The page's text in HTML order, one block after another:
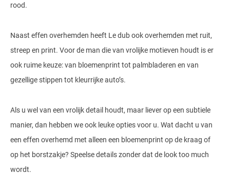
rood.
Naast effen overhemden heeft Le dub ook overhemden met ruit,
streep en print. Voor de man die van vrolijke motieven houdt is er
ook ruime keuze: van bloemenprint tot palmbladeren en van
gezellige stippen tot kleurrijke auto’s.
Als u wel van een vrolijk detail houdt, maar liever op een subtiele
manier, dan hebben we ook leuke opties voor u. Wat dacht u van
een effen overhemd met alleen een bloemenprint op de kraag of
op het borstzakje? Speelse details zonder dat de look too much
wordt.